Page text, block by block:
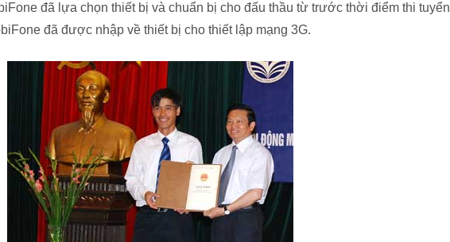
đã lựa chọn thiết bị và chuẩn bị cho đấu thầu từ trước thời điểm thi tuyển
đã được nhập về thiết bị cho thiết lập mạng 3G.